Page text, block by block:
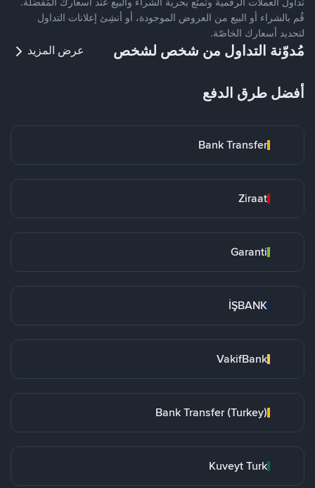
قُم بالشراء أو البيع من العروض الموجودة، أو أنشِئ إعلانات التداول
لتحديد أسعارك الخاصّة.
مُدوّنة التداول من شخص لشخص عرض المزيد
أفضل طرق الدفع
Bank Transfer
Ziraat
Garanti
İŞBANK
VakifBank
Bank Transfer (Turkey)
Kuveyt Turk